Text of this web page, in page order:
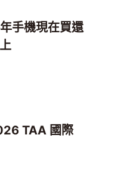
手機現在買還
TAA 國際